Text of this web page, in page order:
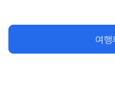
여행